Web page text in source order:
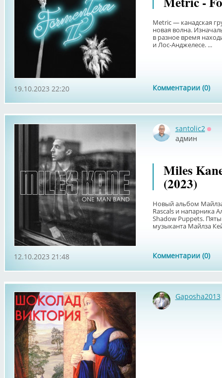
Metric — канадская
новая волна.
в разное время
и Лос-Анджелесе. ...
Комментарии (0)
19.10.2023 22:20
santolic2
админ
Miles
(2023)
Новый альбом
Rascals и напарника
Shadow Puppets.
музыканта Майлза
Комментарии (0)
12.10.2023 21:48
Gaposha2013